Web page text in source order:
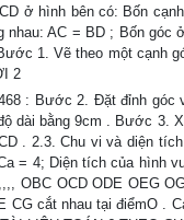
ở hình bên có: Bốn
AC = BD ; Bốn
1. Vẽ theo một cạnh
2
: Bước 2. Đặt đỉnh
dài bằng 9cm . Bước
. 2.3. Chu vi và diện
= 4; Diện tích của hình
OBC OCD ODE OEG
CG cắt nhau tại điểmO .